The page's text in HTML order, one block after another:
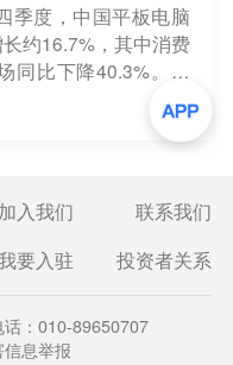
季度，中国平板电脑
约16.7%，其中消费
同比下降40.3%。排
为、荣耀、小米、联
加入我们
联系我们
要入驻 投资者关系
：010-89650707
息举报